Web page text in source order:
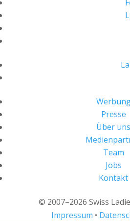
Presse
Über uns
Team
Jobs
Kontakt
© 2007–2026 Swiss
Impressum •